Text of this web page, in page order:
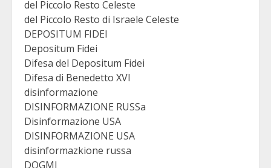
del Piccolo Resto Celeste
del Piccolo Resto di Israele Celeste
DEPOSITUM FIDEI
Depositum Fidei
Difesa del Depositum Fidei
Difesa di Benedetto XVI
disinformazione
DISINFORMAZIONE RUSSa
Disinformazione USA
DISINFORMAZIONE USA
disinformazkione russa
DOGMI